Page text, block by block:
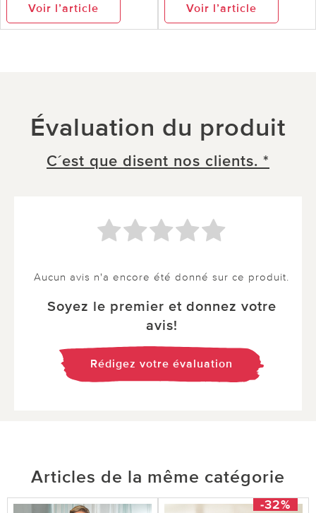
Voir l’article Voir l’article
Évaluation du produit
C´est que disent nos clients. *
Aucun avis n'a encore été donné sur ce produit.
Soyez le premier et donnez votre
avis!
Rédigez votre évaluation
Articles de la même catégorie
-32%